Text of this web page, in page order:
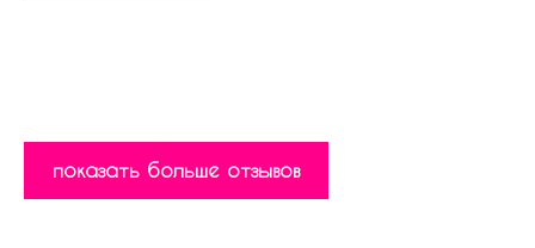
показать больше отзывов